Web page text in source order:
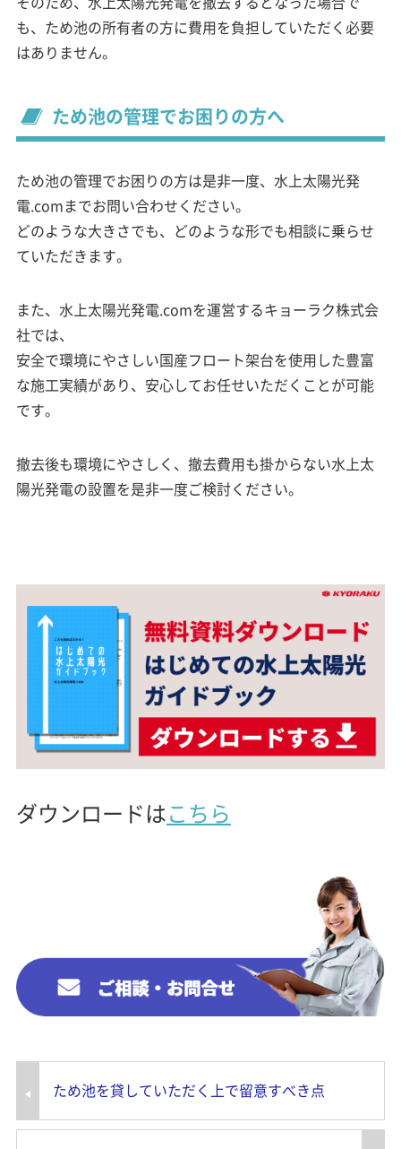
も、ため池の所有者の方に費用を負担していただく必要
はありません。
ため池の管理でお困りの方へ
ため池の管理でお困りの方は是非一度、水上太陽光発
電.comまでお問い合わせください。
どのような大きさでも、どのような形でも相談に乗らせ
ていただきます。
また、水上太陽光発電.comを運営するキョーラク株式会
社では、
安全で環境にやさしい国産フロート架台を使用した豊富
な施工実績があり、安心してお任せいただくことが可能
です。
撤去後も環境にやさしく、撤去費用も掛からない水上太
陽光発電の設置を是非一度ご検討ください。
ダウンロードは こちら
ため池を貸していただく上で留意すべき点